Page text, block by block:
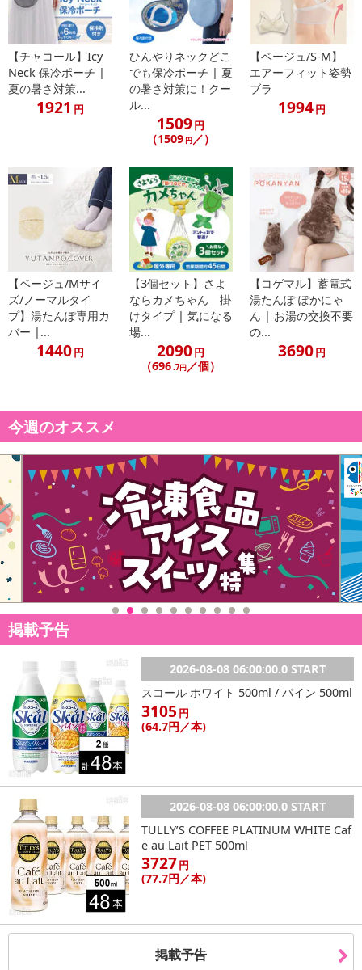
【配送伝票番号について】
※こちらの商品については商品の発送完了後、
配送伝票番号がマイページに表示されない場合もございます。予
めご了承ください。
発送日カレンダー
休業日
■その他共通および商品カテゴリー別注意事項（※必ずご確認くだ
さい）
【チャコール】Icy
Neck 保冷ポーチ |
夏の暑さ対策...
1921 円
ひんやりネックどこ
でも保冷ポーチ | 夏
の暑さ対策に！クー
ル...
1509円
（1509 円／）
【ベージュ/S-M】
エアーフィット姿勢
ブラ
1994円
【ベージュ/Mサイ
ズ/ノーマルタイ
プ】湯たんぽ専用カ
バー |...
1440円
【3個セット】さよ
ならカメちゃん 掛
けタイプ | 気になる
場...
2090円
（696.7円 ／個）
【コゲマル】蓄電式
湯たんぽ ぽかにゃ
ん | お湯の交換不要
の...
3690円
今週のオススメ
掲載予告
2026-08-08 06:00:00.0 START
スコール ホワイト 500ml / パイン 500ml
3105 円
(64.7円 ／本)
2026-08-08 06:00:00.0 START
TULLY’S COFFEE PLATINUM WHITE Caf
e au Lait PET 500ml
3727円
(77.7円／本)
掲載予告